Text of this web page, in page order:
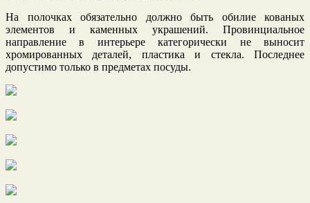
На полочках обязательно должно быть обилие кованых
элементов и каменных украшений. Провинциальное
направление в интерьере категорически не выносит
хромированных деталей, пластика и стекла. Последнее
допустимо только в предметах посуды.